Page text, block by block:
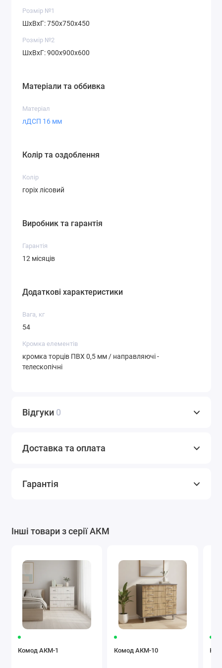
Розмір №1
ШхВхГ: 750х750х450
Розмір №2
ШхВхГ: 900х900х600
Матеріали та оббивка
Матеріал
лДСП 16 мм
Колір та оздоблення
Колір
горіх лісовий
Виробник та гарантія
Гарантія
12 місяців
Додаткові характеристики
Вага, кг
54
Кромка елементів
кромка торців ПВХ 0,5 мм / направляючі -
телескопічні
Відгуки 0
Доставка та оплата
Гарантія
Інші товари з серії АКМ
Комод АКМ-1 Комод АКМ-10